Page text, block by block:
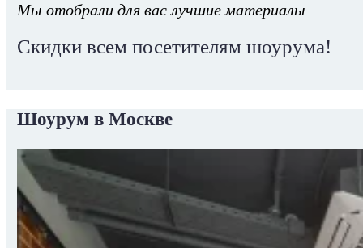
Мы отобрали для вас лучшие материалы
Скидки всем посетителям шоурума!
Шоурум в Москве